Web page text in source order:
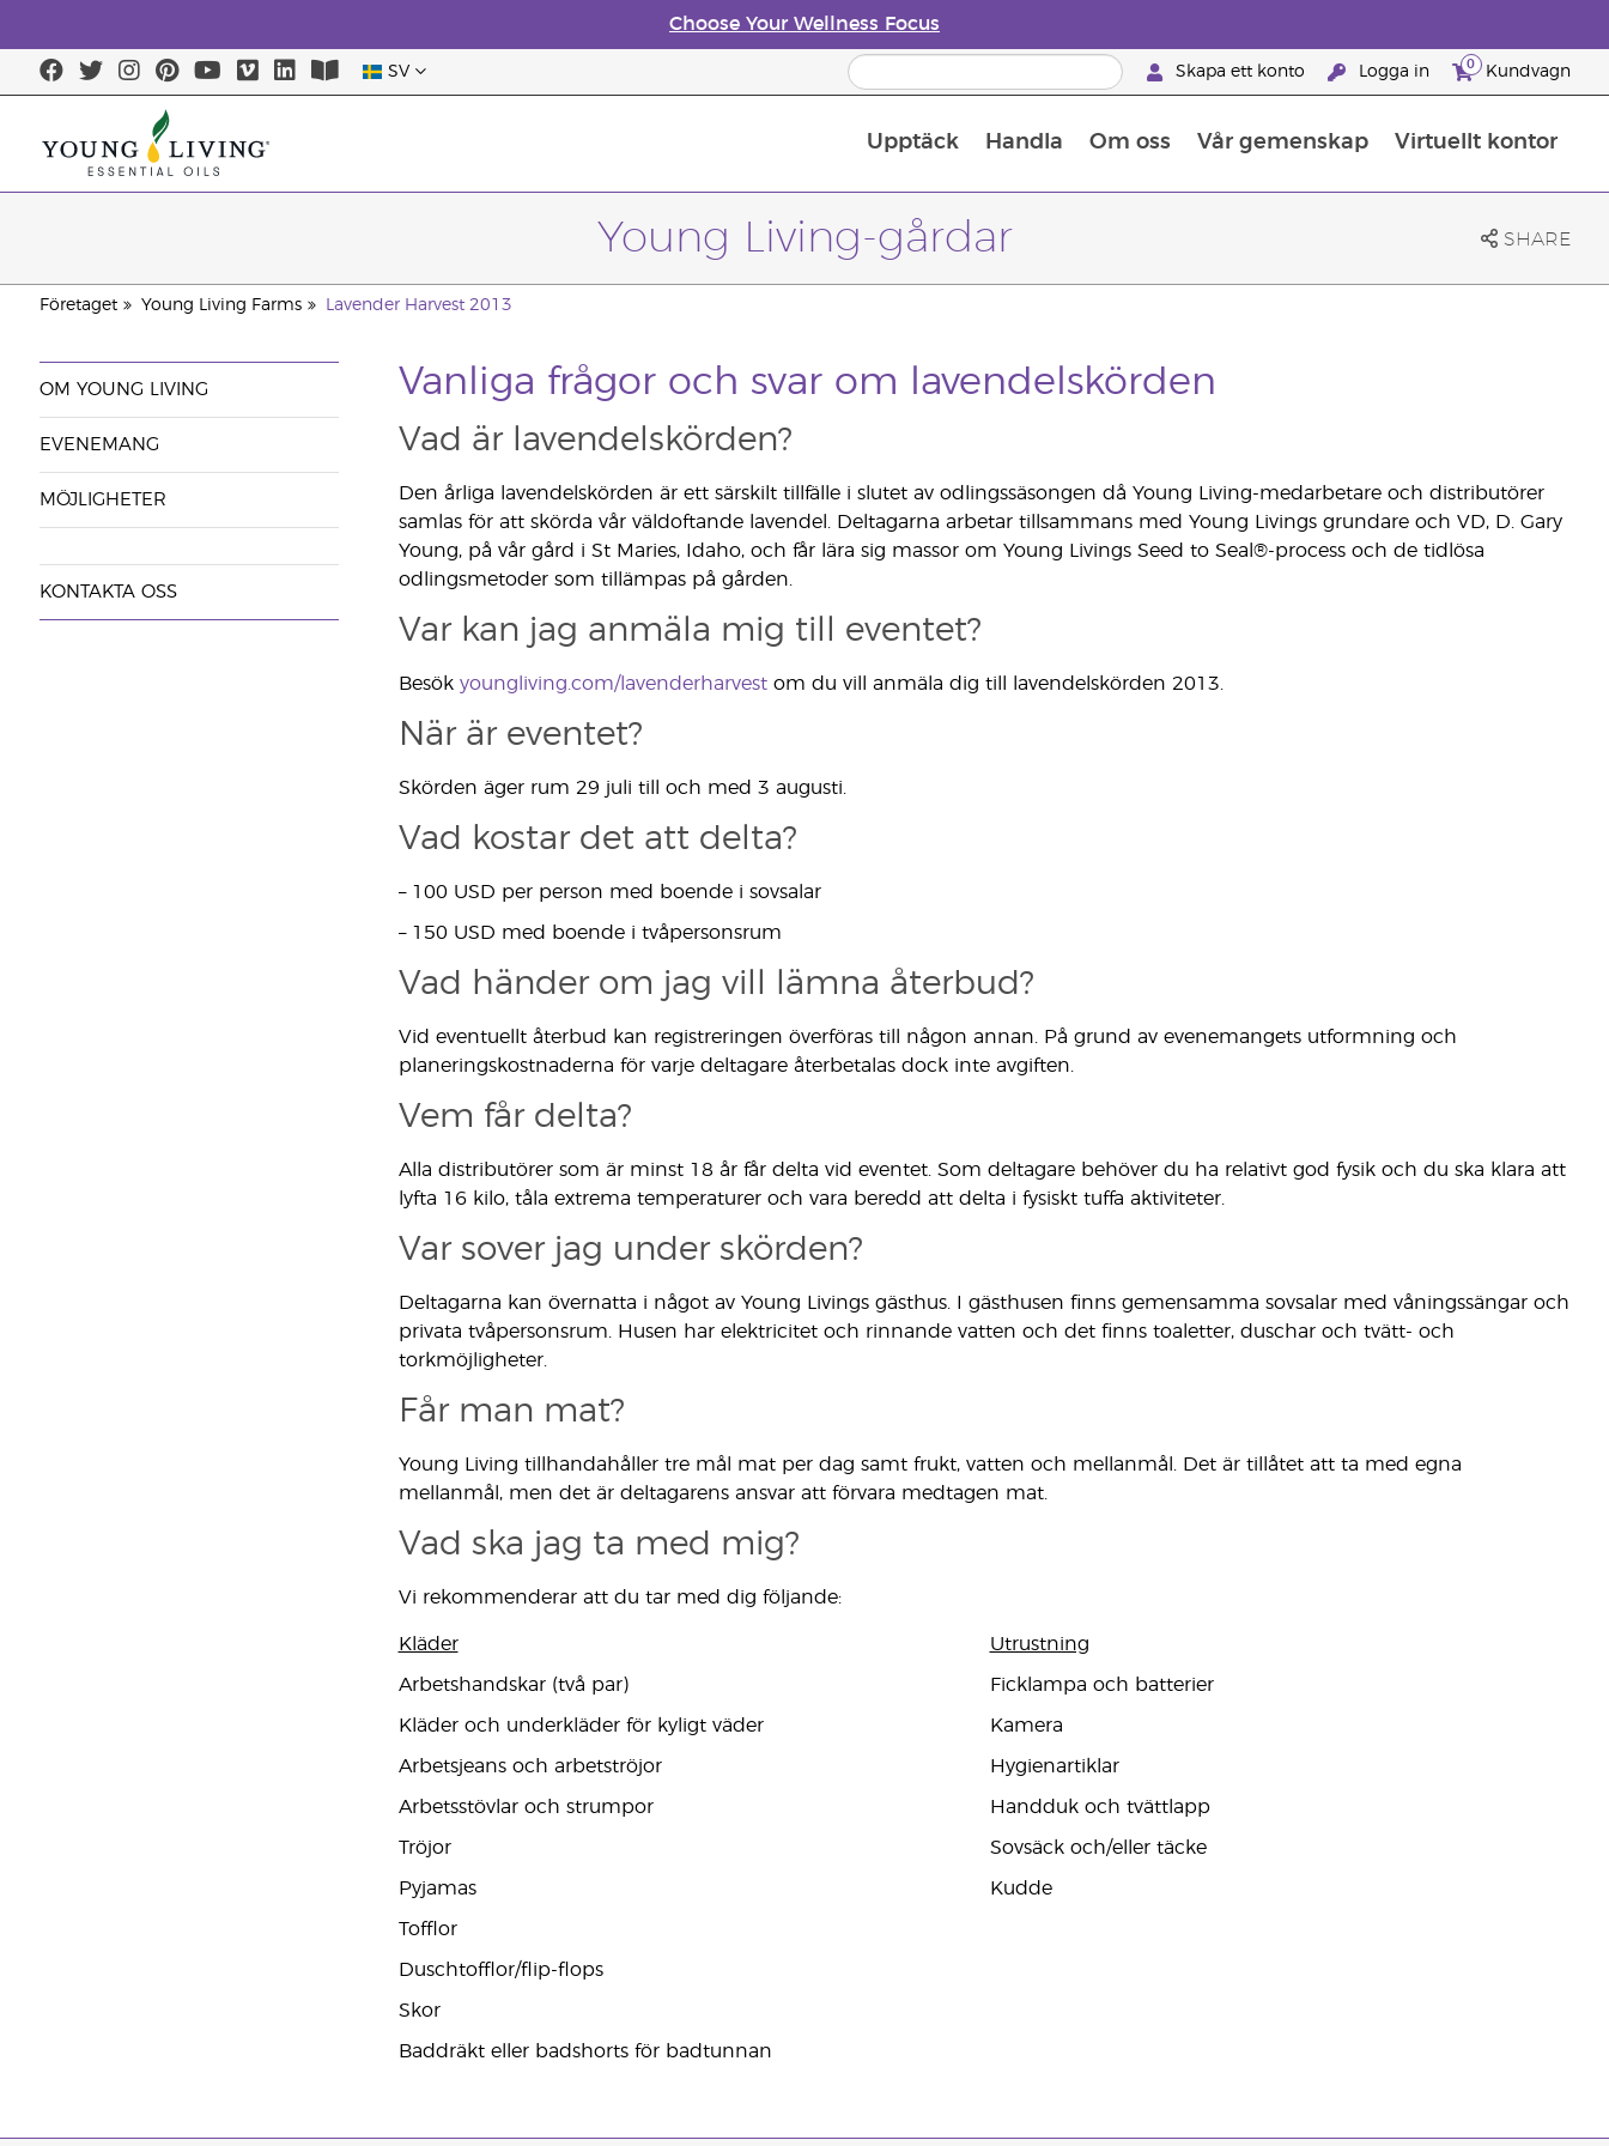
Choose Your Wellness Focus
SV Skapa ett konto Logga in 0 Kundvagn
Upptäck Handla Om oss Vår gemenskap Virtuellt kontor
Young Living-gårdar SHARE
Företaget Young Living Farms Lavender Harvest 2013
OM YOUNG LIVING
EVENEMANG
MÖJLIGHETER
KONTAKTA OSS
Vanliga frågor och svar om lavendelskörden
Vad är lavendelskörden?
Den årliga lavendelskörden är ett särskilt tillfälle i slutet av odlingssäsongen då Young Living-medarbetare och distributörer
samlas för att skörda vår väldoftande lavendel. Deltagarna arbetar tillsammans med Young Livings grundare och VD, D. Gary
Young, på vår gård i St Maries, Idaho, och får lära sig massor om Young Livings Seed to Seal®-process och de tidlösa
odlingsmetoder som tillämpas på gården.
Var kan jag anmäla mig till eventet?
Besök youngliving.com/lavenderharvestom du vill anmäla dig till lavendelskörden 2013.
När är eventet?
Skörden äger rum 29 juli till och med 3 augusti.
Vad kostar det att delta?
– 100 USD per person med boende i sovsalar
– 150 USD med boende i tvåpersonsrum
Vad händer om jag vill lämna återbud?
Vid eventuellt återbud kan registreringen överföras till någon annan. På grund av evenemangets utformning och
planeringskostnaderna för varje deltagare återbetalas dock inte avgiften.
Vem får delta?
Alla distributörer som är minst 18 år får delta vid eventet. Som deltagare behöver du ha relativt god fysik och du ska klara att
lyfta 16 kilo, tåla extrema temperaturer och vara beredd att delta i fysiskt tuffa aktiviteter.
Var sover jag under skörden?
Deltagarna kan övernatta i något av Young Livings gästhus. I gästhusen finns gemensamma sovsalar med våningssängar och
privata tvåpersonsrum. Husen har elektricitet och rinnande vatten och det finns toaletter, duschar och tvätt- och
torkmöjligheter.
Får man mat?
Young Living tillhandahåller tre mål mat per dag samt frukt, vatten och mellanmål. Det är tillåtet att ta med egna
mellanmål, men det är deltagarens ansvar att förvara medtagen mat.
Vad ska jag ta med mig?
Vi rekommenderar att du tar med dig följande:
Kläder
Arbetshandskar (två par)
Kläder och underkläder för kyligt väder
Arbetsjeans och arbetströjor
Arbetsstövlar och strumpor
Tröjor
Pyjamas
Tofflor
Duschtofflor/flip-flops
Skor
Baddräkt eller badshorts för badtunnan
Utrustning
Ficklampa och batterier
Kamera
Hygienartiklar
Handduk och tvättlapp
Sovsäck och/eller täcke
Kudde